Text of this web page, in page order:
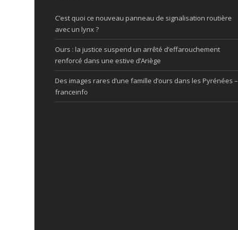
C’est quoi ce nouveau panneau de signalisation routière
avec un lynx ?
Ours : la justice suspend un arrêté d’effarouchement
renforcé dans une estive d’Ariège
Des images rares d’une famille d’ours dans les Pyrénées –
franceinfo